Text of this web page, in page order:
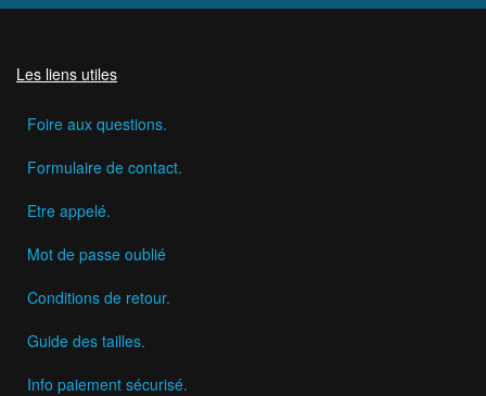
Les liens utiles
Foire aux questions.
Formulaire de contact.
Etre appelé.
Mot de passe oublié
Conditions de retour.
Guide des tailles.
Info paiement sécurisé.